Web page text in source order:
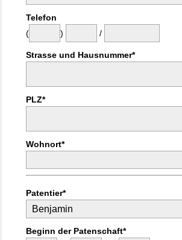
Telefon
(
) /
Strasse und Hausnummer*
PLZ*
Wohnort*
Patentier*
Beginn der Patenschaft*